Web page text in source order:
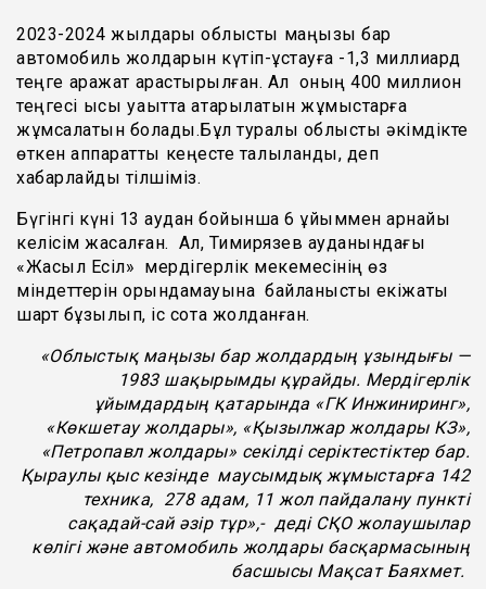
2023-2024 жылдары облыстық маңызы бар
автомобиль жолдарын күтіп-ұстауға -1,3 миллиард
теңге қаражат қарастырылған. Ал оның 400 миллион
теңгесі қысқы уақытта атқарылатын жұмыстарға
жұмсалатын болады.Бұл туралы облыстық әкімдікте
өткен аппараттық кеңесте талқыланды, деп
хабарлайды тілшіміз.
Бүгінгі күні 13 аудан бойынша 6 ұйыммен арнайы
келісім жасалған. Ал, Тимирязев ауданындағы
«Жасыл Есіл» мердігерлік мекемесінің өз
міндеттерін орындамауына байланысты екіжақты
шарт бұзылып, іс сотқа жолданған.
«Облыстық маңызы бар жолдардың ұзындығы —
1983 шақырымды құрайды. Мердігерлік
ұйымдардың қатарында «ГК Инжиниринг»,
«Көкшетау жолдары», «Қызылжар жолдары КЗ»,
«Петропавл жолдары» секілді серіктестіктер бар.
Қыраулы қыс кезінде маусымдық жұмыстарға 142
техника, 278 адам, 11 жол пайдалану пункті
сақадай-сай әзір тұр»,- деді СҚО жолаушылар
көлігі және автомобиль жолдары басқармасының
басшысы Мақсат Баяхмет.